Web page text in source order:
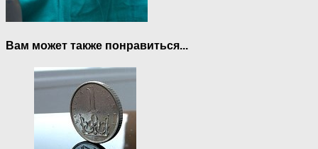
Вам может также понравиться...